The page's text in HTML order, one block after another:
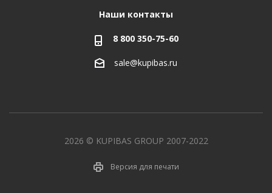
Наши контакты
8 800 350-75-60
sale@kupibas.ru
2026 © KUPIBAS GROUP 2007-2022
Версия для печати